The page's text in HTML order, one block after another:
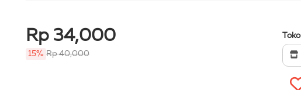
Rp 34,000
15% Rp 40,000
Toko